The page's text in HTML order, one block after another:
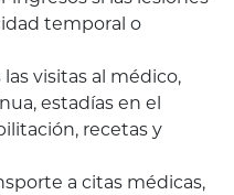
temporal o
las visitas al médico,
estadías en el
recetas y
a citas médicas,